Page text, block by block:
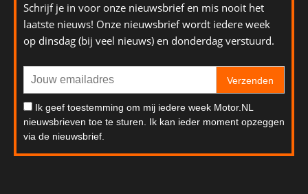
Schrijf je in voor onze nieuwsbrief en mis nooit het
laatste nieuws! Onze nieuwsbrief wordt iedere week
op dinsdag (bij veel nieuws) en donderdag verstuurd.
Verzenden
Ik geef toestemming om mij iedere week Motor.NL
nieuwsbrieven toe te sturen. Ik kan ieder moment opzeggen
via de nieuwsbrief.